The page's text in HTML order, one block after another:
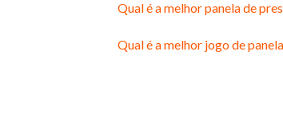
Qual é a melhor panela de
Qual é a melhor jogo de